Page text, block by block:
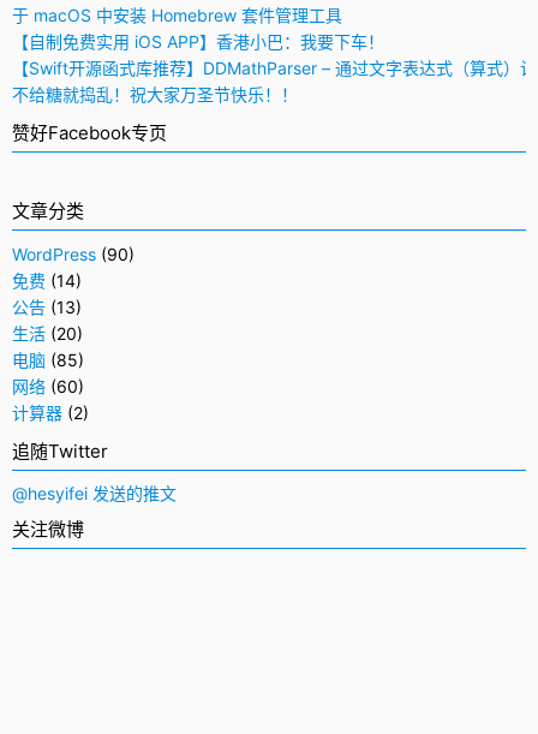
于 macOS 中安装 Homebrew 套件管理工具
【自制免费实用 iOS APP】香港小巴：我要下车！
【Swift开源函式库推荐】DDMathParser – 通过文字表达式（算式）
不给糖就捣乱！祝大家万圣节快乐！！
赞好Facebook专页
文章分类
WordPress (90)
免费 (14)
公告 (13)
生活 (20)
电脑 (85)
网络 (60)
计算器 (2)
追随Twitter
@hesyifei 发送的推文
关注微博